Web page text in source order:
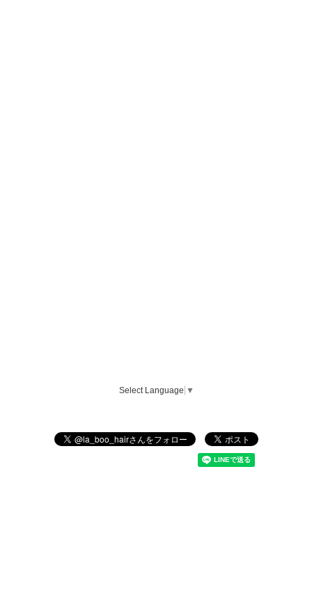
Select Language ▼